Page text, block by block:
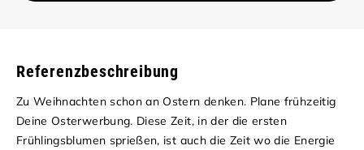
Referenzbeschreibung
Zu Weihnachten schon an Ostern denken. Plane frühzeitig
Deine Osterwerbung. Diese Zeit, in der die ersten
Frühlingsblumen sprießen, ist auch die Zeit wo die Energie